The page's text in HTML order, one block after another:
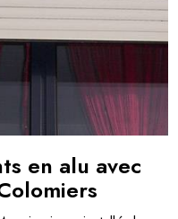
en alu avec